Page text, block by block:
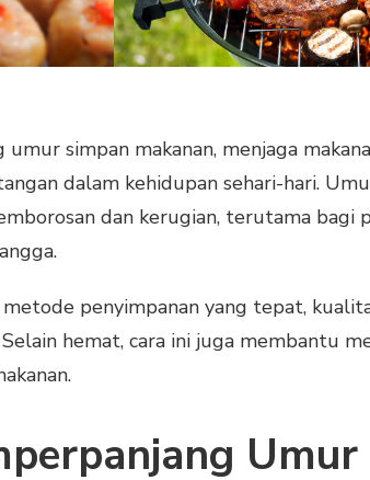
umur simpan makanan, menjaga
dalam kehidupan sehari-hari.
dan kerugian, terutama bagi
penyimpanan yang tepat,
hemat, cara ini juga membantu